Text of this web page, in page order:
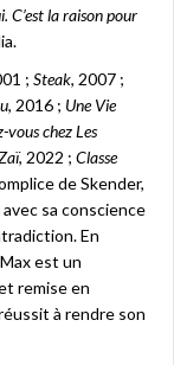
C’est la raison pour
; Steak, 2007 ;
, 2016 ; Une Vie
vous chez Les
, 2022 ; Classe
de Skender,
sa conscience
En
est un
remise en
à rendre son